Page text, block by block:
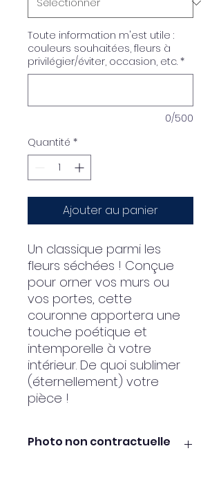
Toute information m'est utile :
couleurs souhaitées, fleurs à
privilégier/éviter, occasion, etc. *
0/500
Quantité *
Ajouter au panier
Un classique parmi les
fleurs séchées ! Conçue
pour orner vos murs ou
vos portes, cette
couronne apportera une
touche poétique et
intemporelle à votre
intérieur. De quoi sublimer
(éternellement) votre
pièce !
Photo non contractuelle